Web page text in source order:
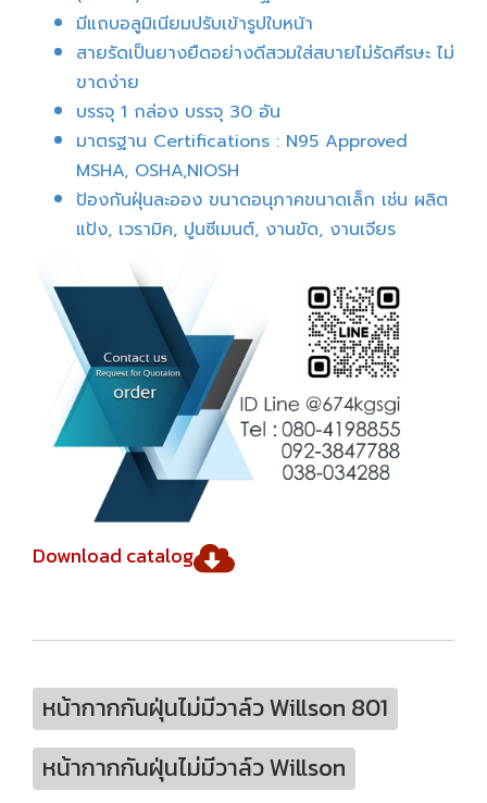
มีแถบอลูมิเนียมปรับเข้ารูปใบหน้า
สายรัดเป็นยางยืดอย่างดีสวมใส่สบายไม่รัดศีรษะ ไม่
ขาดง่าย
บรรจุ 1 กล่อง บรรจุ 30 อัน
มาตรฐาน Certifications : N95 Approved
MSHA, OSHA,NIOSH
ป้องกันฝุ่นละออง ขนาดอนุภาคขนาดเล็ก เช่น ผลิต
แป้ง, เวรามิค, ปูนซีเมนต์, งานขัด, งานเจียร
Download catalog
หน้ากากกันฝุ่นไม่มีวาล์ว Willson 801
หน้ากากกันฝุ่นไม่มีวาล์ว Willson